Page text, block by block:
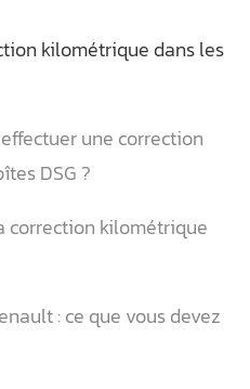
kilométrique dans les
une correction
DSG ?
correction kilométrique
: ce que vous devez